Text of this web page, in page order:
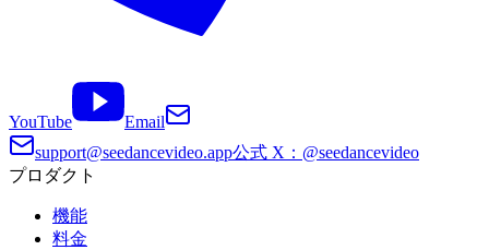
YouTube
Email
support@seedancevideo.app公式 X：@seedancevideo
プロダクト
機能
料金